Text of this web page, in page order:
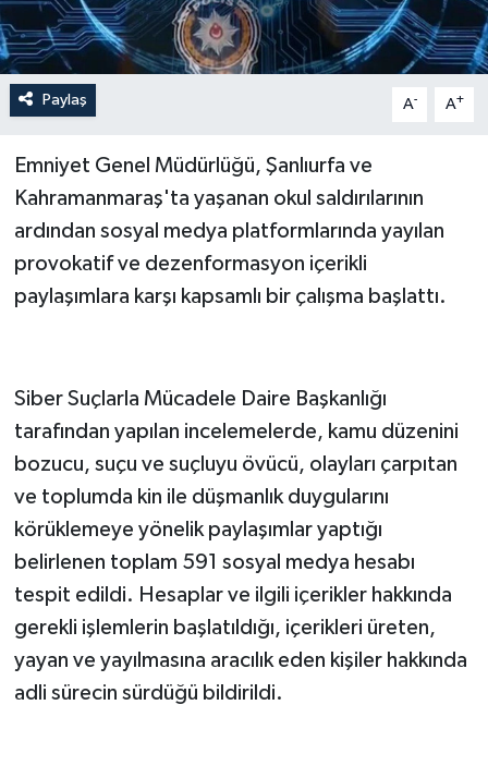
Paylaş A- A+
Emniyet Genel Müdürlüğü, Şanlıurfa ve
Kahramanmaraş'ta yaşanan okul saldırılarının
ardından sosyal medya platformlarında yayılan
provokatif ve dezenformasyon içerikli
paylaşımlara karşı kapsamlı bir çalışma başlattı.
Siber Suçlarla Mücadele Daire Başkanlığı
tarafından yapılan incelemelerde, kamu düzenini
bozucu, suçu ve suçluyu övücü, olayları çarpıtan
ve toplumda kin ile düşmanlık duygularını
körüklemeye yönelik paylaşımlar yaptığı
belirlenen toplam 591 sosyal medya hesabı
tespit edildi. Hesaplar ve ilgili içerikler hakkında
gerekli işlemlerin başlatıldığı, içerikleri üreten,
yayan ve yayılmasına aracılık eden kişiler hakkında
adli sürecin sürdüğü bildirildi.